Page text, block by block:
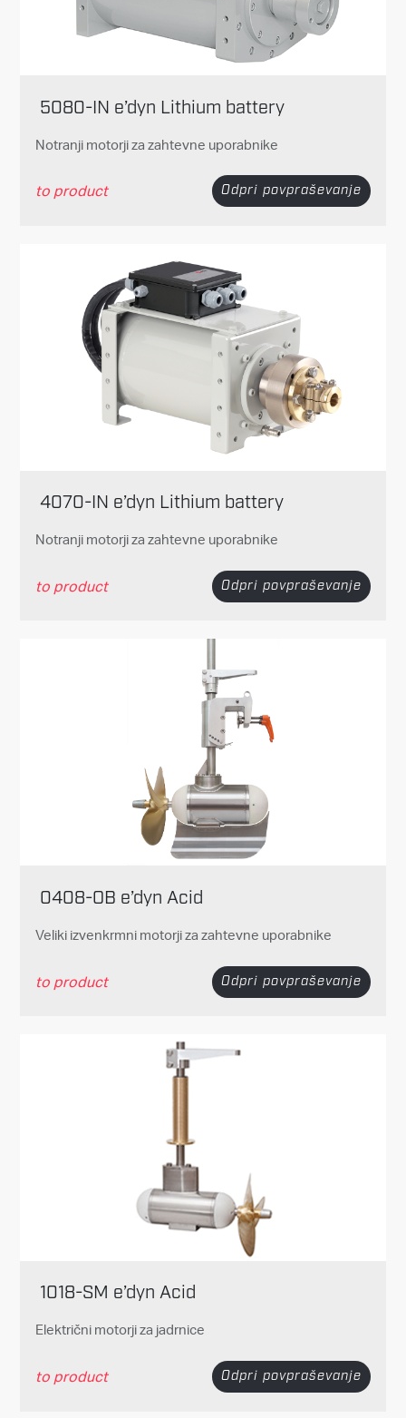
5080-IN e’dyn Lithium battery
Notranji motorji za zahtevne uporabnike
to product Odpri povpraševanje
4070-IN e’dyn Lithium battery
Notranji motorji za zahtevne uporabnike
to product Odpri povpraševanje
0408-OB e’dyn Acid
Veliki izvenkrmni motorji za zahtevne uporabnike
to product Odpri povpraševanje
1018-SM e’dyn Acid
Električni motorji za jadrnice
to product Odpri povpraševanje